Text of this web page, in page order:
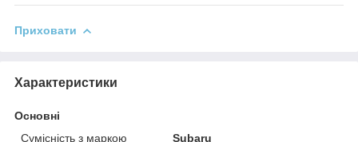
Приховати
Характеристики
Основні
Сумісність з маркою
Subaru